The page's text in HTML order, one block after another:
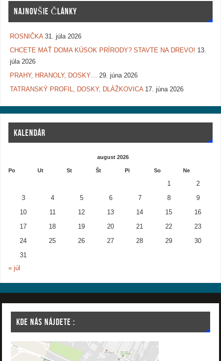
NAJNOVŠIE ČLÁNKY
ROSNIČKA 31. júla 2026
CHCETE MAŤ DOMA KÚSOK PRÍRODY? STAVTE NA DREVO! 13.
júla 2026
PRAHY, HRANOLY, DOSKY… 29. júna 2026
TATRANSKÝ PROFIL, DOSKY, DLÁŽKOVICA 17. júna 2026
KALENDÁR
august 2026
Po Ut St Št Pi So Ne
1 2
3 4 5 6 7 8 9
10 11 12 13 14 15 16
17 18 19 20 21 22 23
24 25 26 27 28 29 30
31
« júl
KDE NÁS NÁJDETE :